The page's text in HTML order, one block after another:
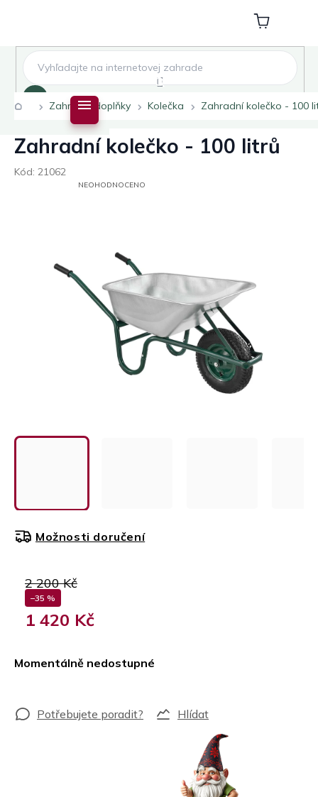
Nákupní
košík
DomůZahradní doplňky Kolečka Zahradní kolečko - 100
Zahradní kolečko - 100 litrů
Kód: 21062
PRŮMĚRNÉ
HVĚZDIČEK.
NEOHODNOCENO
2 200 Kč
–35 %
1 420 Kč
Momentálně nedostupné
Možnosti doručení
Hlídat